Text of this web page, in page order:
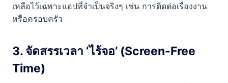
เหลือไว้เฉพาะแอปที่จำเป็นจริงๆ เช่น การติดต่อเรื่องงาน
หรือครอบครัว
3. จัดสรรเวลา ‘ไร้จอ’ (Screen-Free
Time)